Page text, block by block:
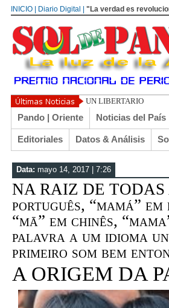
INICIO | Diario Digital | "La verdad es
UN LIBERTARIO
Pando | Oriente Noticias del País
Editoriales Datos & Análisis
Data: mayo 14, 2017 | 7:26
NA RAIZ DE TODAS
português, “mamá”
“mā” em chinês,
palavra a um idioma
primeiro som bem
A ORIGEM DA